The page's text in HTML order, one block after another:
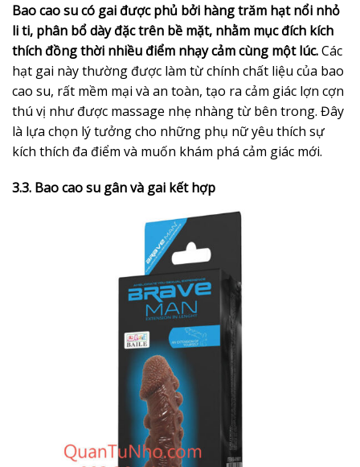
Bao cao su có gai được phủ bởi hàng trăm hạt nổi nhỏ
li ti, phân bổ dày đặc trên bề mặt, nhằm mục đích kích
thích đồng thời nhiều điểm nhạy cảm cùng một lúc.Các
hạt gai này thường được làm từ chính chất liệu của bao
cao su, rất mềm mại và an toàn, tạo ra cảm giác lợn cợn
thú vị như được massage nhẹ nhàng từ bên trong. Đây
là lựa chọn lý tưởng cho những phụ nữ yêu thích sự
kích thích đa điểm và muốn khám phá cảm giác mới.
3.3. Bao cao su gân và gai kết hợp